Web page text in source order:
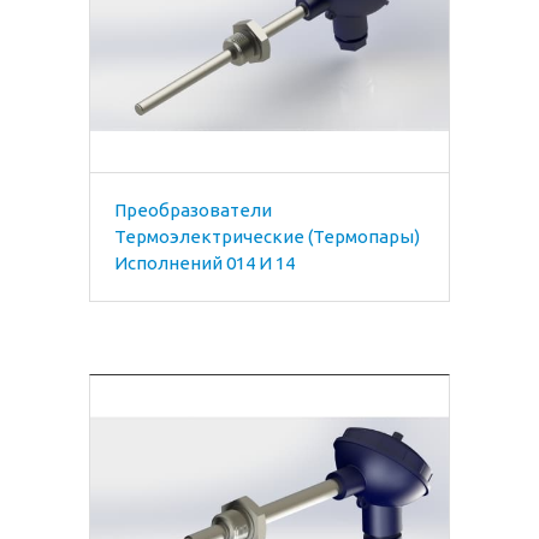
Преобразователи
Термоэлектрические (термопары)
Исполнений 014 И 14